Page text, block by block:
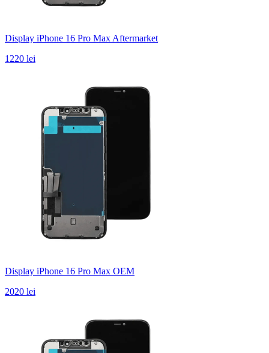
Display iPhone 16 Pro Max Aftermarket
1220 lei
Display iPhone 16 Pro Max OEM
2020 lei